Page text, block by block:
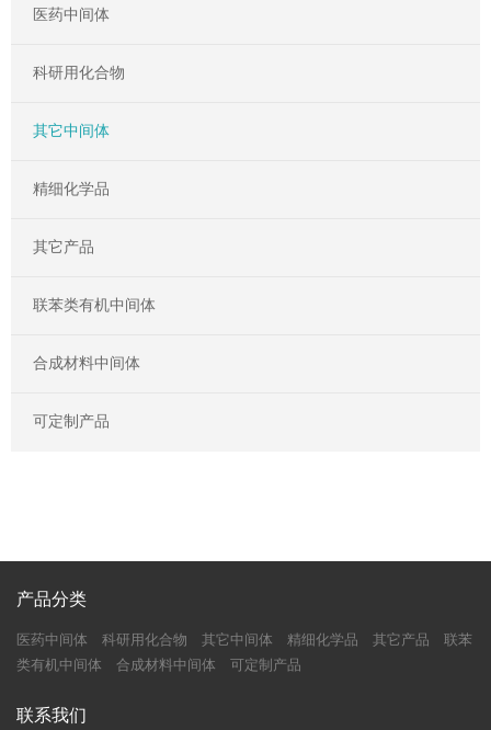
医药中间体
科研用化合物
其它中间体
精细化学品
其它产品
联苯类有机中间体
合成材料中间体
可定制产品
产品分类
医药中间体 科研用化合物 其它中间体 精细化学品 其它产品
联苯
类有机中间体
合成材料中间体 可定制产品
联系我们